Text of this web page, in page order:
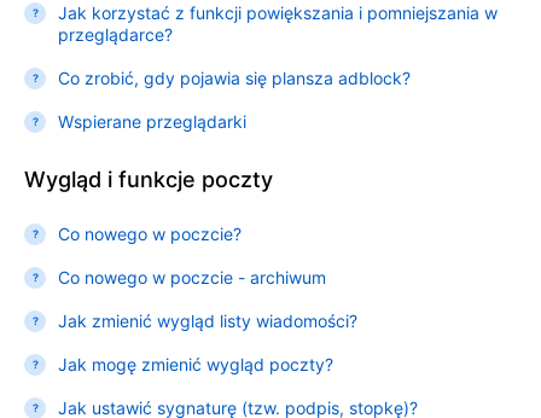
Jak korzystać z funkcji powiększania i pomniejszania w
przeglądarce?
Co zrobić, gdy pojawia się plansza adblock?
Wspierane przeglądarki
Wygląd i funkcje poczty
Co nowego w poczcie?
Co nowego w poczcie - archiwum
Jak zmienić wygląd listy wiadomości?
Jak mogę zmienić wygląd poczty?
Jak ustawić sygnaturę (tzw. podpis, stopkę)?